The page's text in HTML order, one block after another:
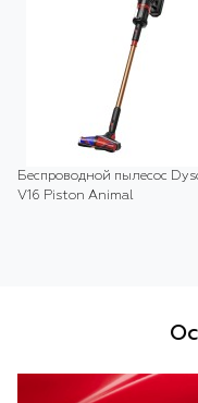
Беспроводной пылесос
V16 Piston Animal